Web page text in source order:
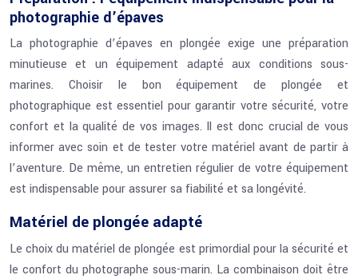
photographie d’épaves
La photographie d’épaves en plongée exige une préparation
minutieuse et un équipement adapté aux conditions sous-
marines. Choisir le bon équipement de plongée et
photographique est essentiel pour garantir votre sécurité, votre
confort et la qualité de vos images. Il est donc crucial de vous
informer avec soin et de tester votre matériel avant de partir à
l’aventure. De même, un entretien régulier de votre équipement
est indispensable pour assurer sa fiabilité et sa longévité.
Matériel de plongée adapté
Le choix du matériel de plongée est primordial pour la sécurité et
le confort du photographe sous-marin. La combinaison doit être